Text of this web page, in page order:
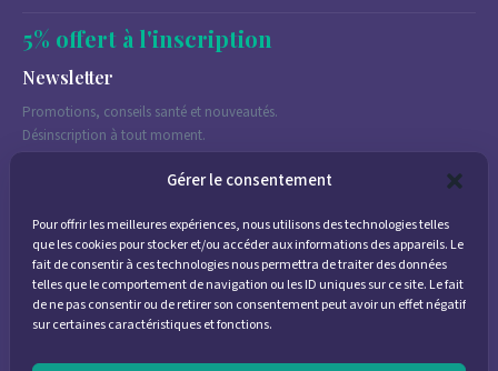
Gérer le consentement
Pour offrir les meilleures expériences, nous utilisons des technologies telles
que les cookies pour stocker et/ou accéder aux informations des appareils. Le
fait de consentir à ces technologies nous permettra de traiter des données
telles que le comportement de navigation ou les ID uniques sur ce site. Le fait
de ne pas consentir ou de retirer son consentement peut avoir un effet négatif
sur certaines caractéristiques et fonctions.
5% offert à l'inscription
Newsletter
Promotions, conseils santé et nouveautés.
Désinscription à tout moment.
J'accepte de recevoir des emails marketing conformément à la
politique de confidentialité